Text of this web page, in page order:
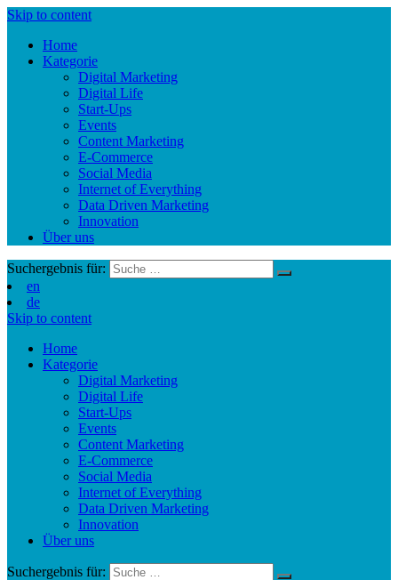
Skip to content
Home
Kategorie
Digital Marketing
Digital Life
Start-Ups
Events
Content Marketing
E-Commerce
Social Media
Internet of Everything
Data Driven Marketing
Innovation
Über uns
Suchergebnis für:
en
de
Skip to content
Home
Kategorie
Digital Marketing
Digital Life
Start-Ups
Events
Content Marketing
E-Commerce
Social Media
Internet of Everything
Data Driven Marketing
Innovation
Über uns
Suchergebnis für: